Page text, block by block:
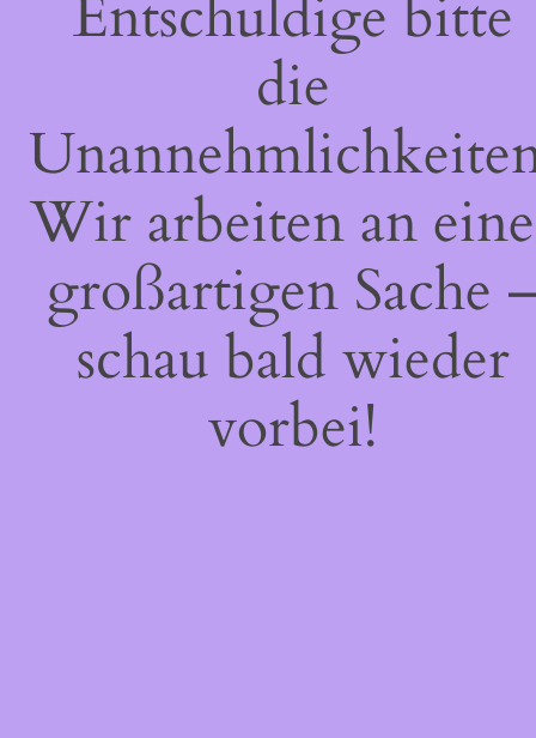
Entschuldige bitte
die
Wir arbeiten an
großartigen Sache
schau bald wieder
vorbei!